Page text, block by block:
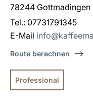
78244 Gottmadingen
Tel.: 07731791345
E-Mail
Route berechnen
Professional